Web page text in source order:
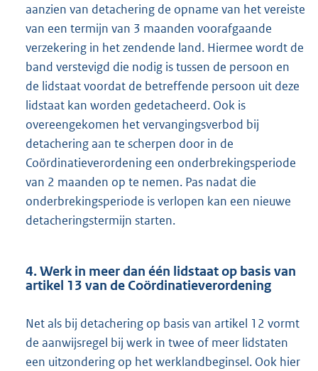
aanzien van detachering de opname van het vereiste
van een termijn van 3 maanden voorafgaande
verzekering in het zendende land. Hiermee wordt de
band verstevigd die nodig is tussen de persoon en
de lidstaat voordat de betreffende persoon uit deze
lidstaat kan worden gedetacheerd. Ook is
overeengekomen het vervangingsverbod bij
detachering aan te scherpen door in de
Coördinatieverordening een onderbrekingsperiode
van 2 maanden op te nemen. Pas nadat die
onderbrekingsperiode is verlopen kan een nieuwe
detacheringstermijn starten.
4. Werk in meer dan één lidstaat op basis van
artikel 13 van de Coördinatieverordening
Net als bij detachering op basis van artikel 12 vormt
de aanwijsregel bij werk in twee of meer lidstaten
een uitzondering op het werklandbeginsel. Ook hier